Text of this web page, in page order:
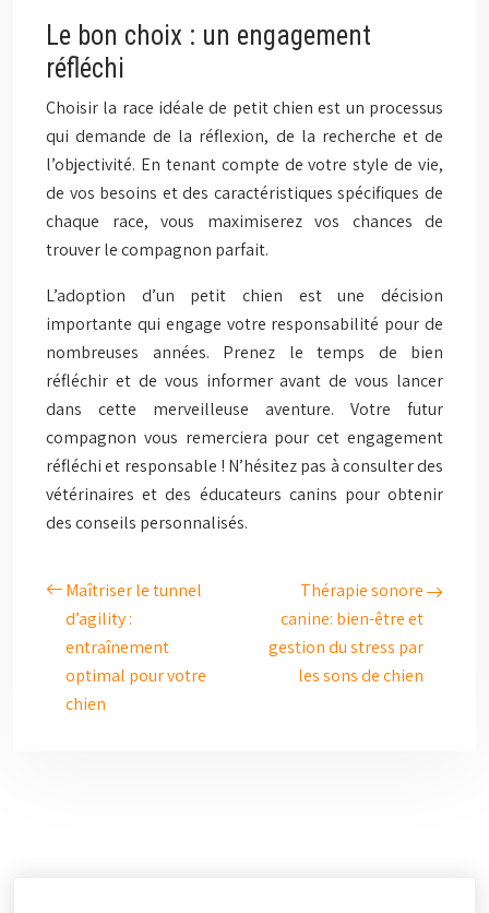
Le bon choix : un engagement
réfléchi
Choisir la race idéale de petit chien est un processus
qui demande de la réflexion, de la recherche et de
l’objectivité. En tenant compte de votre style de vie,
de vos besoins et des caractéristiques spécifiques de
chaque race, vous maximiserez vos chances de
trouver le compagnon parfait.
L’adoption d’un petit chien est une décision
importante qui engage votre responsabilité pour de
nombreuses années. Prenez le temps de bien
réfléchir et de vous informer avant de vous lancer
dans cette merveilleuse aventure. Votre futur
compagnon vous remerciera pour cet engagement
réfléchi et responsable ! N’hésitez pas à consulter des
vétérinaires et des éducateurs canins pour obtenir
des conseils personnalisés.
Maîtriser le tunnel
d’agility :
entraînement
optimal pour votre
chien
Thérapie sonore
canine: bien-être et
gestion du stress par
les sons de chien